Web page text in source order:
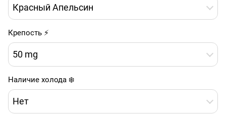
Красный Апельсин
Крепость ⚡
50 mg
Наличие холода ❄️
Нет